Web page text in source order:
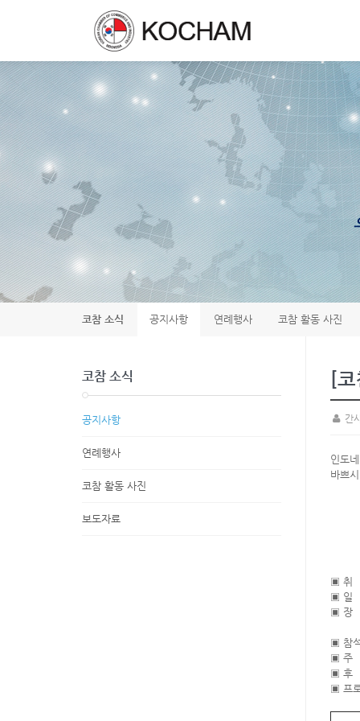
코참 소식 공지사항 연례행사 코참 활동 사진
[
간
인도
바쁘
▣ 취
▣ 일
▣ 장
Gd.
▣ 참
▣ 주
▣ 후
▣ 프
코참 소식
공지사항
연례행사
코참 활동 사진
보도자료